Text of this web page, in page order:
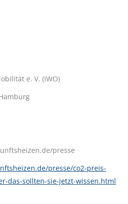
e. V. (IWO)
presse
presse/co2-preis-
das-sollten-sie-jetzt-wissen.html